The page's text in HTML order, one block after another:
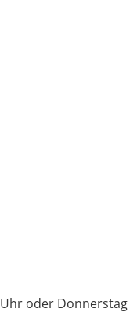
oder Donnerstag